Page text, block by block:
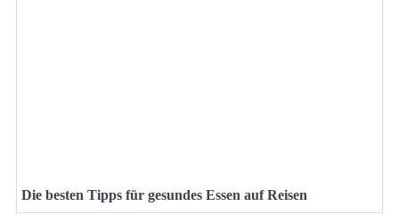
Die besten Tipps für gesundes Essen auf Reisen